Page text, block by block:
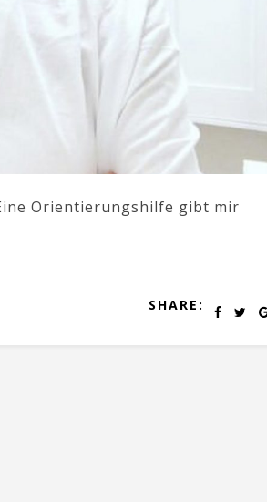
Orientierungshilfe gibt mir
SHARE: